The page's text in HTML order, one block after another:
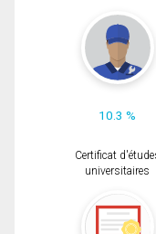
10.3 %
Certificat
universitaires